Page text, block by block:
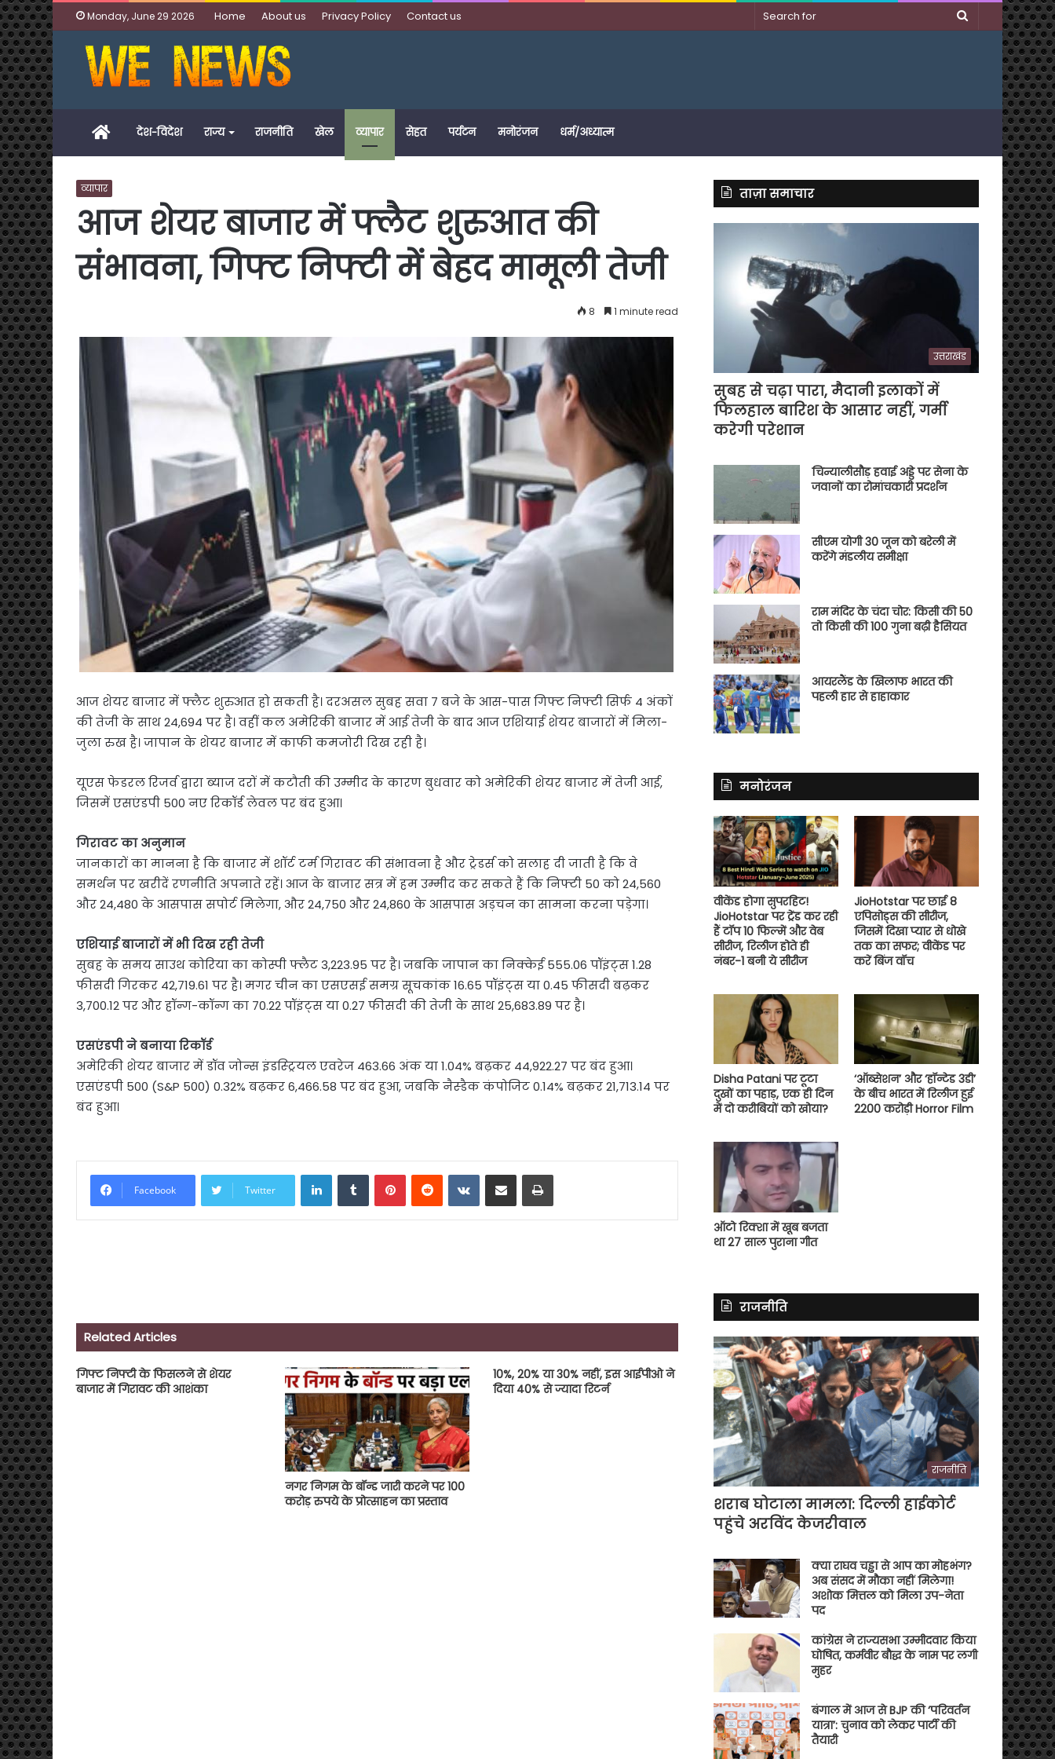
Monday, June 29 2026 Home About us Privacy Policy Contact us
Search
Homeदेश-विदेश राज्य राजनीति खेल व्यापार सेहत पर्यटन मनोरंजन धर्म/अध्यात्म
व्यापार
आज शेयर बाजार में फ्लैट शुरुआत की
संभावना, गिफ्ट निफ्टी में बेहद मामूली तेजी
8 1 minute read
आज शेयर बाजार में फ्लैट शुरुआत हो सकती है। दरअसल सुबह सवा 7 बजे के आस-पास गिफ्ट निफ्टी सिर्फ 4 अंकों
की तेजी के साथ 24,694 पर है। वहीं कल अमेरिकी बाजार में आई तेजी के बाद आज एशियाई शेयर बाजारों में मिला-
जुला रुख है। जापान के शेयर बाजार में काफी कमजोरी दिख रही है।
यूएस फेडरल रिजर्व द्वारा ब्याज दरों में कटौती की उम्मीद के कारण बुधवार को अमेरिकी शेयर बाजार में तेजी आई,
जिसमें एसएंडपी 500 नए रिकॉर्ड लेवल पर बंद हुआ।
गिरावट का अनुमान
जानकारों का मानना है कि बाजार में शॉर्ट टर्म गिरावट की संभावना है और ट्रेडर्स को सलाह दी जाती है कि वे
समर्थन पर खरीदें रणनीति अपनाते रहें। आज के बाजार सत्र में हम उम्मीद कर सकते हैं कि निफ्टी 50 को 24,560
और 24,480 के आसपास सपोर्ट मिलेगा, और 24,750 और 24,860 के आसपास अड़चन का सामना करना पड़ेगा।
एशियाई बाजारों में भी दिख रही तेजी
सुबह के समय साउथ कोरिया का कोस्पी फ्लैट 3,223.95 पर है। जबकि जापान का निक्केई 555.06 पॉइंट्स 1.28
फीसदी गिरकर 42,719.61 पर है। मगर चीन का एसएसई समग्र सूचकांक 16.65 पॉइंट्स या 0.45 फीसदी बढ़कर
3,700.12 पर और हॉन्ग-कॉन्ग का 70.22 पॉइंट्स या 0.27 फीसदी की तेजी के साथ 25,683.89 पर है।
एसएंडपी ने बनाया रिकॉर्ड
अमेरिकी शेयर बाजार में डॉव जोन्स इंडस्ट्रियल एवरेज 463.66 अंक या 1.04% बढ़कर 44,922.27 पर बंद हुआ।
एसएंडपी 500 (S&P 500) 0.32% बढ़कर 6,466.58 पर बंद हुआ, जबकि नैस्डैक कंपोजिट 0.14% बढ़कर 21,713.14 पर
बंद हुआ।
Facebook Twitter
LinkedInTumblrPinterestReddit VKontakte
Share via Email Print
Related Articles
गिफ्ट निफ्टी के फिसलने से शेयर
बाजार में गिरावट की आशंका
नगर निगम के बॉन्ड जारी करने पर 100
करोड़ रुपये के प्रोत्साहन का प्रस्ताव
10%, 20% या 30% नहीं, इस आईपीओ ने
दिया 40% से ज्यादा रिटर्न
ताज़ा समाचार
उत्तराखंड
सुबह से चढ़ा पारा, मैदानी इलाकों में
फिलहाल बारिश के आसार नहीं, गर्मी
करेगी परेशान
चिन्यालीसौड़ हवाई अड्डे पर सेना के
जवानों का रोमांचकारी प्रदर्शन
सीएम योगी 30 जून को बरेली में
करेंगे मंडलीय समीक्षा
राम मंदिर के चंदा चोर: किसी की 50
तो किसी की 100 गुना बढ़ी हैसियत
आयरलैंड के खिलाफ भारत की
पहली हार से हाहाकार
मनोरंजन
वीकेंड होगा सुपरहिट!
JioHotstar पर ट्रेंड कर रही
हैं टॉप 10 फिल्में और वेब
सीरीज, रिलीज होते ही
नंबर-1 बनी ये सीरीज
JioHotstar पर छाई 8
एपिसोड्स की सीरीज,
जिसमें दिखा प्यार से धोखे
तक का सफर; वीकेंड पर
करें बिंज वॉच
Disha Patani पर टूटा
दुखों का पहाड़, एक ही दिन
में दो करीबियों को खोया?
‘ऑब्सेशन’ और ‘हॉन्टेड 3डी’
के बीच भारत में रिलीज हुई
2200 करोड़ी Horror Film
ऑटो रिक्शा में खूब बजता
था 27 साल पुराना गीत
राजनीति
राजनीति
शराब घोटाला मामला: दिल्ली हाईकोर्ट
पहुंचे अरविंद केजरीवाल
क्या राघव चड्ढा से आप का मोहभंग?
अब संसद में मौका नहीं मिलेगा!
अशोक मित्तल को मिला उप-नेता
पद
कांग्रेस ने राज्यसभा उम्मीदवार किया
घोषित, कर्मवीर बौद्ध के नाम पर लगी
मुहर
बंगाल में आज से BJP की ‘परिवर्तन
यात्रा’: चुनाव को लेकर पार्टी की
तैयारी